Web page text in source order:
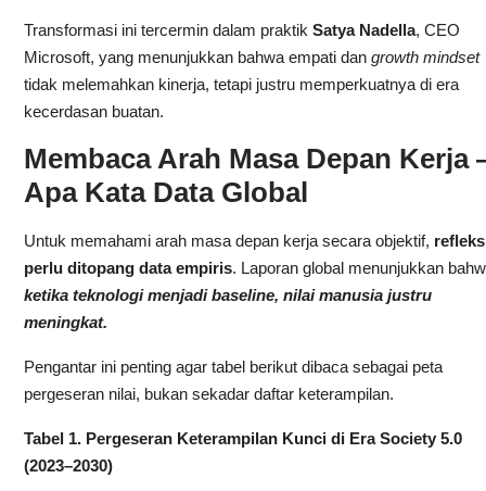
Transformasi ini tercermin dalam praktik Satya Nadella, CEO
Microsoft, yang menunjukkan bahwa empati dan growth mindset
tidak melemahkan kinerja, tetapi justru memperkuatnya di era
kecerdasan buatan.
Membaca Arah Masa Depan Kerja
Apa Kata Data Global
Untuk memahami arah masa depan kerja secara objektif,
perlu ditopang data empiris. Laporan global menunjukkan
ketika teknologi menjadi baseline, nilai manusia justru
meningkat.
Pengantar ini penting agar tabel berikut dibaca sebagai peta
pergeseran nilai, bukan sekadar daftar keterampilan.
Tabel 1. Pergeseran Keterampilan Kunci di Era Society 5.0
(2023–2030)